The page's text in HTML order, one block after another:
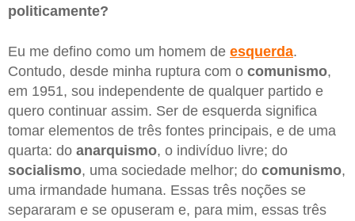
politicamente?
Eu me defino como um homem de esquerda.
Contudo, desde minha ruptura com o comunismo,
em 1951, sou independente de qualquer partido e
quero continuar assim. Ser de esquerda significa
tomar elementos de três fontes principais, e de uma
quarta: do anarquismo, o indivíduo livre; do
socialismo, uma sociedade melhor; do comunismo,
uma irmandade humana. Essas três noções se
separaram e se opuseram e, para mim, essas três